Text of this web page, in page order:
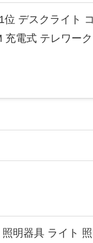
位 デスクライト
充電式 テレワー
明器具 ライト